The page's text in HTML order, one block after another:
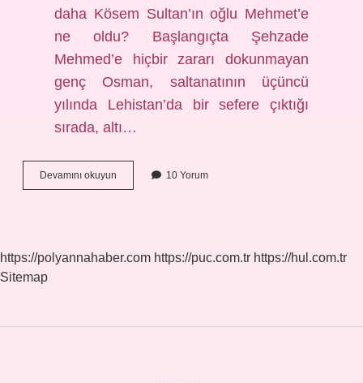
daha Kösem Sultan’ın oğlu Mehmet’e
ne oldu? Başlangıçta Şehzade
Mehmed’e hiçbir zararı dokunmayan
genç Osman, saltanatının üçüncü
yılında Lehistan’da bir sefere çıktığı
sırada, altı…
Devamını okuyun Kösemin
Hangi
10 Yorum
https://polyannahaber.com https://puc.com.tr https://hul.com.tr
Sitemap